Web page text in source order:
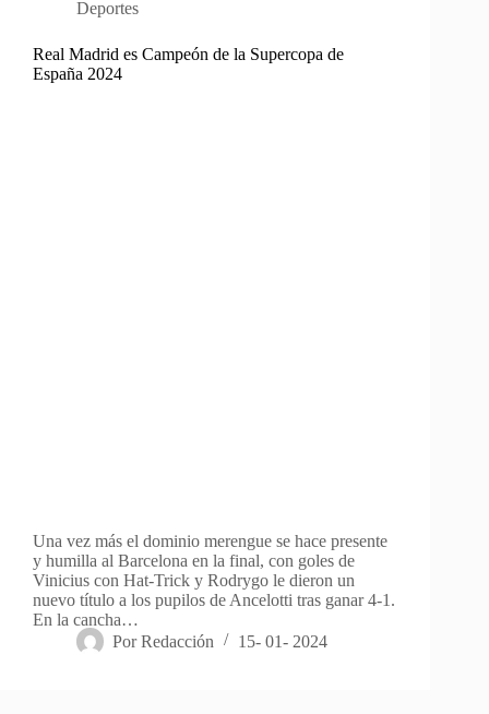
Deportes
Real Madrid es Campeón de la Supercopa de
España 2024
Una vez más el dominio merengue se hace presente
y humilla al Barcelona en la final, con goles de
Vinicius con Hat-Trick y Rodrygo le dieron un
nuevo título a los pupilos de Ancelotti tras ganar 4-1.
En la cancha…
Por Redacción 15- 01- 2024